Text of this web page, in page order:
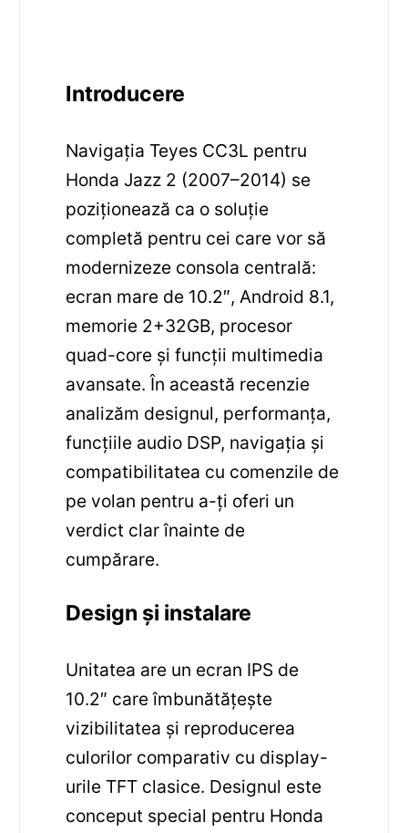
Introducere
Navigația Teyes CC3L pentru
Honda Jazz 2 (2007–2014) se
poziționează ca o soluție
completă pentru cei care vor să
modernizeze consola centrală:
ecran mare de 10.2″, Android 8.1,
memorie 2+32GB, procesor
quad-core și funcții multimedia
avansate. În această recenzie
analizăm designul, performanța,
funcțiile audio DSP, navigația și
compatibilitatea cu comenzile de
pe volan pentru a-ți oferi un
verdict clar înainte de
cumpărare.
Design și instalare
Unitatea are un ecran IPS de
10.2″ care îmbunătățește
vizibilitatea și reproducerea
culorilor comparativ cu display-
urile TFT clasice. Designul este
conceput special pentru Honda